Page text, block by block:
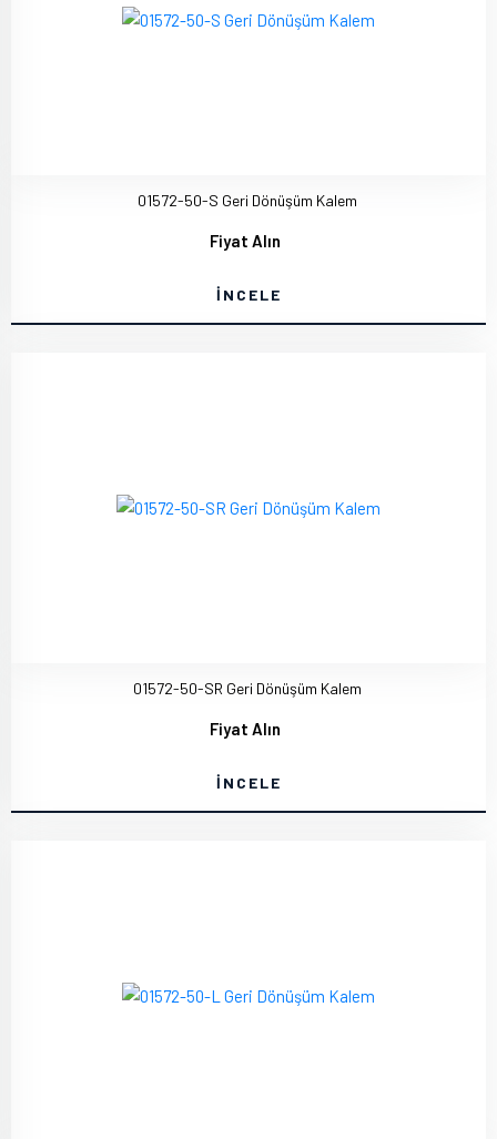
01572-50-S Geri Dönüşüm Kalem
Fiyat Alın
İNCELE
01572-50-SR Geri Dönüşüm Kalem
Fiyat Alın
İNCELE